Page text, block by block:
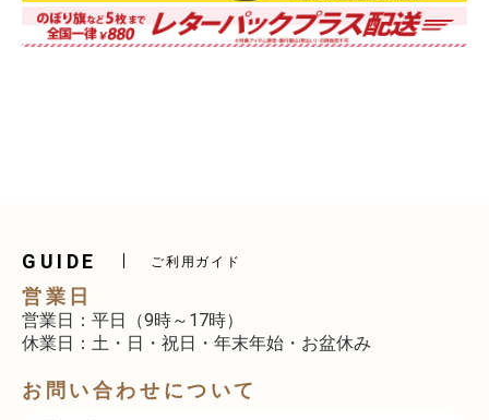
GUIDE ご利用ガイド
営業日
営業日：平日（9時～17時）
休業日：土・日・祝日・年末年始・お盆休み
お問い合わせについて